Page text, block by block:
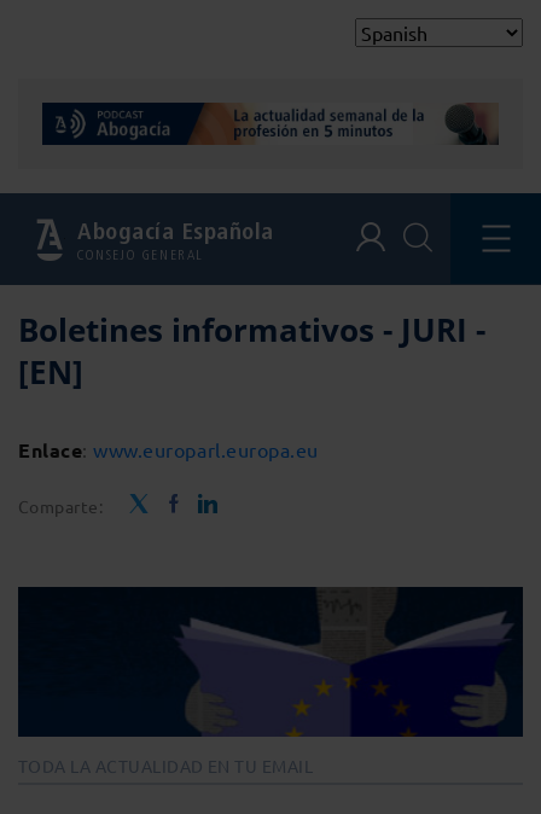
Abogacía Española
CONSEJO GENERAL
Boletines informativos - JURI -
[EN]
Enlace:www.europarl.europa.eu
Comparte:
TODA LA ACTUALIDAD EN TU EMAIL